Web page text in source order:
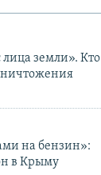
лица земли». Кто
на бензин»:
в Крыму